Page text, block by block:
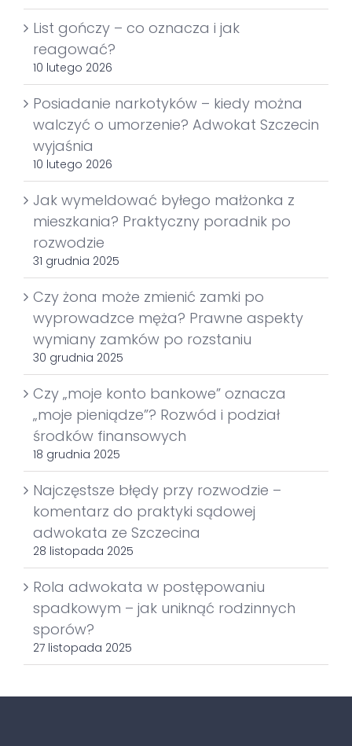
List gończy – co oznacza i jak
reagować?
10 lutego 2026
Posiadanie narkotyków – kiedy można
walczyć o umorzenie? Adwokat Szczecin
wyjaśnia
10 lutego 2026
Jak wymeldować byłego małżonka z
mieszkania? Praktyczny poradnik po
rozwodzie
31 grudnia 2025
Czy żona może zmienić zamki po
wyprowadzce męża? Prawne aspekty
wymiany zamków po rozstaniu
30 grudnia 2025
Czy „moje konto bankowe” oznacza
„moje pieniądze”? Rozwód i podział
środków finansowych
18 grudnia 2025
Najczęstsze błędy przy rozwodzie –
komentarz do praktyki sądowej
adwokata ze Szczecina
28 listopada 2025
Rola adwokata w postępowaniu
spadkowym – jak uniknąć rodzinnych
sporów?
27 listopada 2025